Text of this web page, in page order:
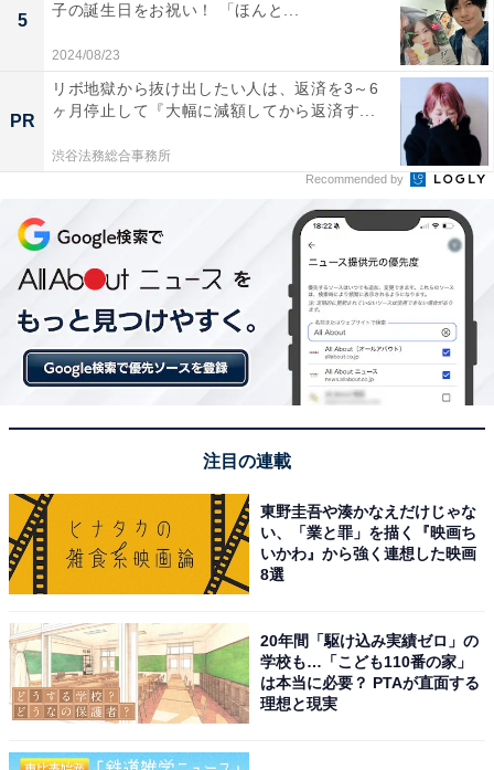
5
子の誕生日をお祝い！ 「ほんと...
2024/08/23
PR
リボ地獄から抜け出したい人は、返済を3～6
ヶ月停止して『大幅に減額してから返済す...
渋谷法務総合事務所
Recommended by
注目の連載
東野圭吾や湊かなえだけじゃな
い、「業と罪」を描く『映画ち
いかわ』から強く連想した映画
8選
20年間「駆け込み実績ゼロ」の
学校も…「こども110番の家」
は本当に必要？ PTAが直面する
理想と現実